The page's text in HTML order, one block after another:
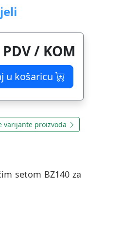
/ KOM
u košaricu
varijante proizvoda
setom BZ140 za